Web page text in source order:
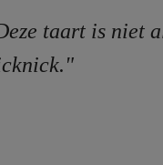
taart is niet